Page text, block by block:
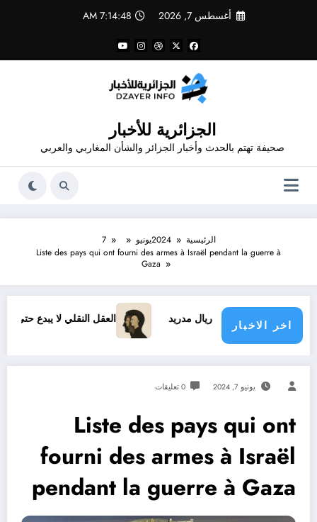
أغسطس 7, 2026 7:14:49 AM
الجزائرية للأخبار
صحيفة تهتم بالحدث وأخبار الجزائر والشأن المغاربي والعربي
الرئيسية 2024يونيو
7
Liste des pays qui ont fourni des armes à Israël pendant la guerre à
Gaza
اخر الاخبار
مع ريال مدريد العقل النقلي لا يبدع حتى في تجارب
يونيو 7, 2024 0 تعليقات
Liste des pays qui ont
fourni des armes à Israël
pendant la guerre à Gaza